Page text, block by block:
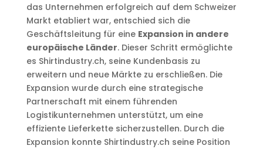
das Unternehmen erfolgreich auf dem Schweizer
Markt etabliert war, entschied sich die
Geschäftsleitung für eine Expansion in andere
europäische Länder. Dieser Schritt ermöglichte
es Shirtindustry.ch, seine Kundenbasis zu
erweitern und neue Märkte zu erschließen. Die
Expansion wurde durch eine strategische
Partnerschaft mit einem führenden
Logistikunternehmen unterstützt, um eine
effiziente Lieferkette sicherzustellen. Durch die
Expansion konnte Shirtindustry.ch seine Position